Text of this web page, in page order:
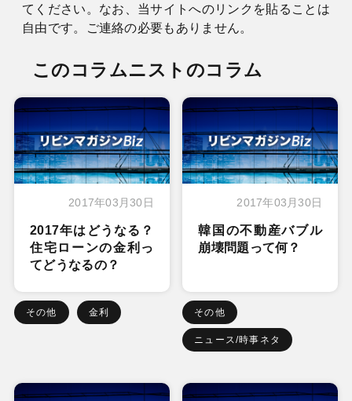
てください。なお、当サイトへのリンクを貼ることは
自由です。ご連絡の必要もありません。
このコラムニストのコラム
2017年03月30日
2017年はどうなる？
住宅ローンの金利っ
てどうなるの？
その他 金利
2017年03月30日
韓国の不動産バブル
崩壊問題って何？
その他
ニュース/時事ネタ